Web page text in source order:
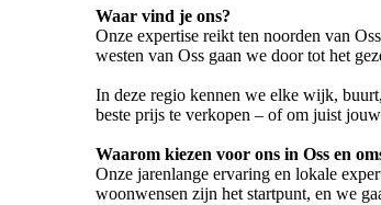
Waar vind je ons?
Onze expertise reikt ten noorden van
westen van Oss gaan we door tot het
In deze regio kennen we elke wijk,
beste prijs te verkopen – of om juist
Waarom kiezen voor ons in Oss en
Onze jarenlange ervaring en lokale
woonwensen zijn het startpunt, en we